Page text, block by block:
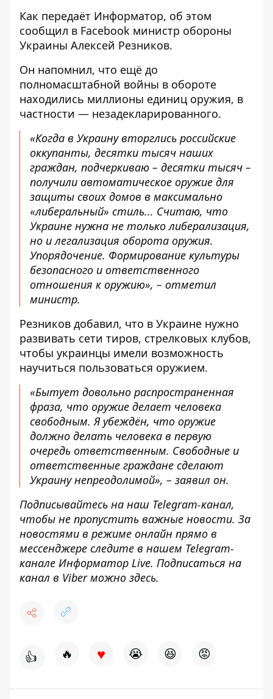
Как передаёт Информатор, об этом
сообщил в Facebook министр обороны
Украины Алексей Резников.
Он напомнил, что ещё до
полномасштабной войны в обороте
находились миллионы единиц оружия, в
частности — незадекларированного.
«Когда в Украину вторглись российские
оккупанты, десятки тысяч наших
граждан, подчеркиваю – десятки тысяч –
получили автоматическое оружие для
защиты своих домов в максимально
«либеральный» стиль... Считаю, что
Украине нужна не только либерализация,
но и легализация оборота оружия.
Упорядочение. Формирование культуры
безопасного и ответственного
отношения к оружию», – отметил
министр.
Резников добавил, что в Украине нужно
развивать сети тиров, стрелковых клубов,
чтобы украинцы имели возможность
научиться пользоваться оружием.
«Бытует довольно распространенная
фраза, что оружие делает человека
свободным. Я убеждён, что оружие
должно делать человека в первую
очередь ответственным. Свободные и
ответственные граждане сделают
Украину непреодолимой», – заявил он.
Подписывайтесь на наш Telegram-канал,
чтобы не пропустить важные новости. За
новостями в режиме онлайн прямо в
мессенджере следите в нашем Telegram-
канале Информатор Live. Подписаться на
канал в Viber можно здесь.
👍 🔥 ♥ 😭 😆 😡